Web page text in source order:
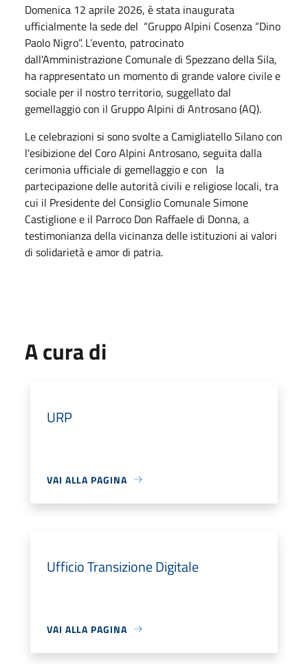
Domenica 12 aprile 2026, è stata inaugurata
ufficialmente la sede del “Gruppo Alpini Cosenza “Dino
Paolo Nigro”. L’evento, patrocinato
dall'Amministrazione Comunale di Spezzano della Sila,
ha rappresentato un momento di grande valore civile e
sociale per il nostro territorio, suggellato dal
gemellaggio con il Gruppo Alpini di Antrosano (AQ).
Le celebrazioni si sono svolte a Camigliatello Silano con
l'esibizione del Coro Alpini Antrosano, seguita dalla
cerimonia ufficiale di gemellaggio e con la
partecipazione delle autorità civili e religiose locali, tra
cui il Presidente del Consiglio Comunale Simone
Castiglione e il Parroco Don Raffaele di Donna, a
testimonianza della vicinanza delle istituzioni ai valori
di solidarietà e amor di patria.
A cura di
URP
VAI ALLA PAGINA
Ufficio Transizione Digitale
VAI ALLA PAGINA